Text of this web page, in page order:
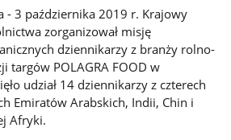
- 3 października 2019 r. Krajowy
zorganizował misję
dziennikarzy z branży rolno-
targów POLAGRA FOOD w
udział 14 dziennikarzy z czterech
Emiratów Arabskich, Indii, Chin i
Afryki.